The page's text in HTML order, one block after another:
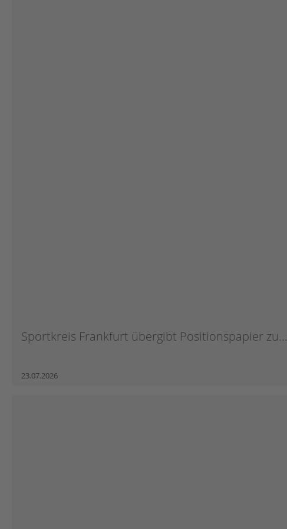
Sportkreis Frankfurt übergibt Positionspapier zu...
23.07.2026